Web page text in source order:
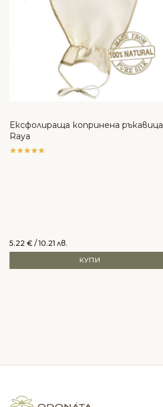
Ексфолираща копринена ръкавица
Raya
5.22 € / 10.21 лв.
КУПИ